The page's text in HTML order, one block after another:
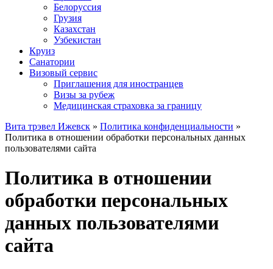
Белоруссия
Грузия
Казахстан
Узбекистан
Круиз
Санатории
Визовый сервис
Приглашения для иностранцев
Визы за рубеж
Медицинская страховка за границу
Вита трэвел Ижевск » Политика конфиденциальности »
Политика в отношении обработки персональных данных
пользователями сайта
Политика в отношении
обработки персональных
данных пользователями
сайта